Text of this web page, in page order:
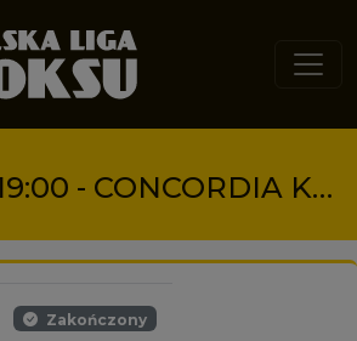
24.04.2026 19:00 - CONCORDIA KNURÓW VS RKB WISŁOK 1995 RZESZÓW
Zakończony